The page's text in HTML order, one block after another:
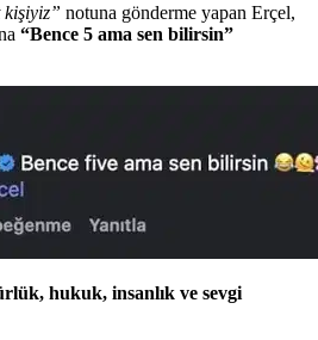
kişiyiz” notuna gönderme yapan Erçel,
“Bence 5 ama sen bilirsin”
hukuk, insanlık ve sevgi